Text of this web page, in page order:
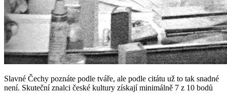
Slavné Čechy poznáte podle tváře, ale podle citátu už to tak snadné
není. Skuteční znalci české kultury získají minimálně 7 z 10 bodů